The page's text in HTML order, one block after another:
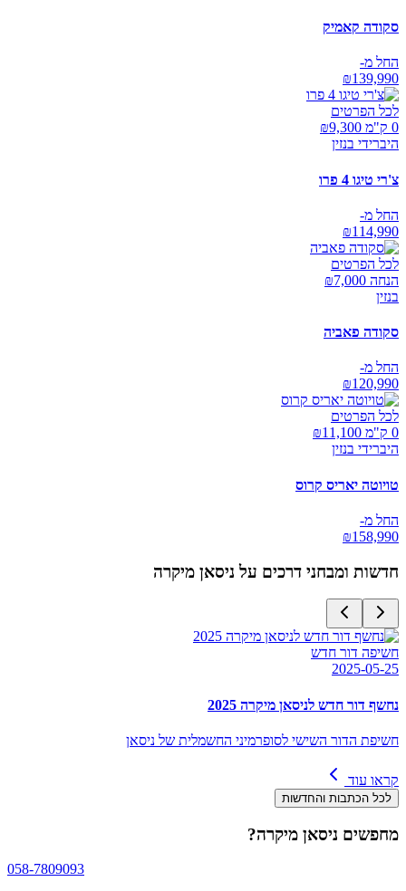
סקודה קאמיק
החל מ-
₪139,990
לכל הפרטים
0 ק"מ ₪
9,300
היברידי בנזין
צ'רי טיגו 4 פרו
החל מ-
₪114,990
לכל הפרטים
הנחה ₪ 7,000
בנזין
סקודה פאביה
החל מ-
₪120,990
לכל הפרטים
0 ק"מ ₪
11,100
היברידי בנזין
טויוטה יאריס קרוס
החל מ-
₪158,990
חדשות ומבחני דרכים על ניסאן מיקרה
חשיפה דור חדש
2025-05-25
נחשף דור חדש לניסאן מיקרה 2025
חשיפת הדור השישי לסופרמיני החשמלית של ניסאן
קראו עוד
לכל הכתבות והחדשות
מחפשים ניסאן מיקרה?
058-7809093